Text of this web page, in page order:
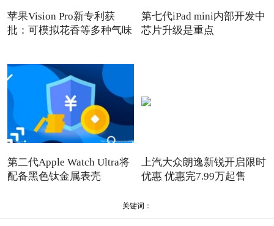
苹果Vision Pro新专利获
批：可模拟花香等多种气味
第七代iPad mini内部开发中
芯片升级是重点
第二代Apple Watch Ultra将
配备黑色钛金属表壳
上汽大众朗逸新锐开启限时
优惠 优惠完7.99万起售
关键词：